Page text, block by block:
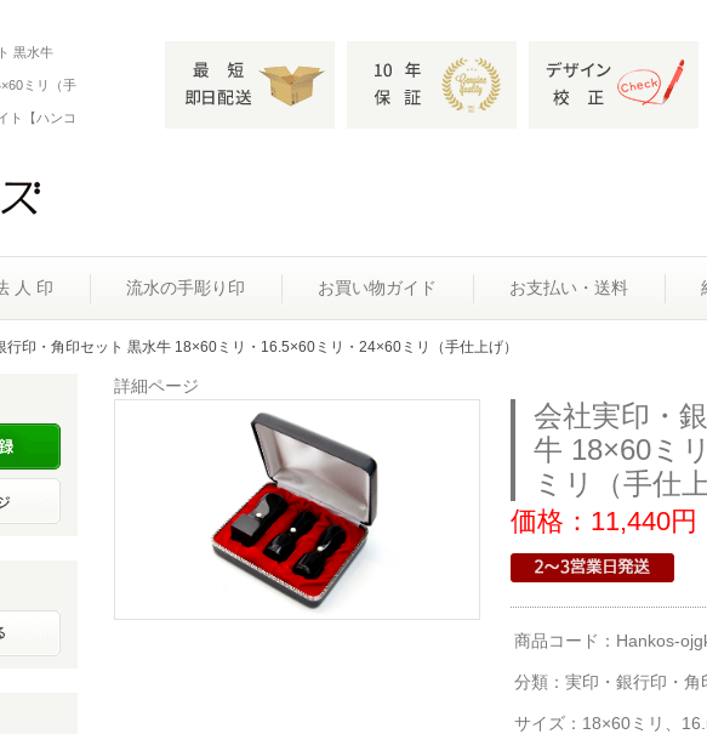
黒水牛
ミリ（手
ト【ハンコ
人 印 流水の手彫り印 お買い物ガイド お支払い・送料
行印・角印セット 黒水牛 18×60ミリ・16.5×60ミリ・24×60ミリ（手仕上げ）
詳細ページ
会社実印・
牛 18×60ミ
ミリ（手仕
価格：11,440円
商品コード：Hankos-
分類： 実印・銀行印・角
サイズ：18×60ミリ、